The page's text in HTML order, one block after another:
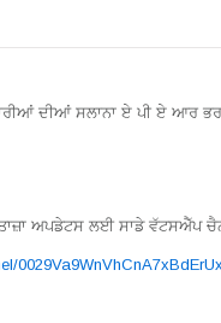
ਦੀਆਂ ਸਲਾਨਾ ਏ ਪੀ ਏ ਆਰ
ਤਾਜ਼ਾ ਅਪਡੇਟਸ ਲਈ ਸਾਡੇ ਵੱਟਸਐੱਪ